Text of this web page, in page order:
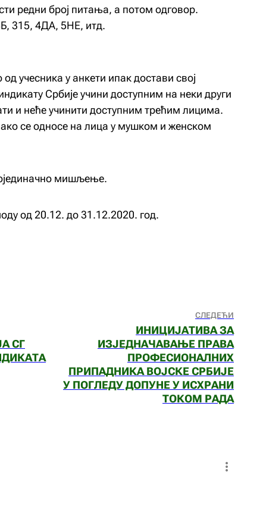
редни број питања, а потом одговор.
315, 4ДА, 5НЕ, итд.
учесника у анкети ипак достави свој
Србије учини доступним на неки други
и неће учинити доступним трећим лицима.
се односе на лица у мушком и женском
мишљење.
од 20.12. до 31.12.2020. год.
СГ
СЛЕДЕЋИ
ИНИЦИЈАТИВА ЗА
ИЗЈЕДНАЧАВАЊЕ ПРАВА
ПРОФЕСИОНАЛНИХ
ПРИПАДНИКА ВОЈСКЕ СРБИЈЕ
У ПОГЛЕДУ ДОПУНЕ У ИСХРАНИ
ТОКОМ РАДА